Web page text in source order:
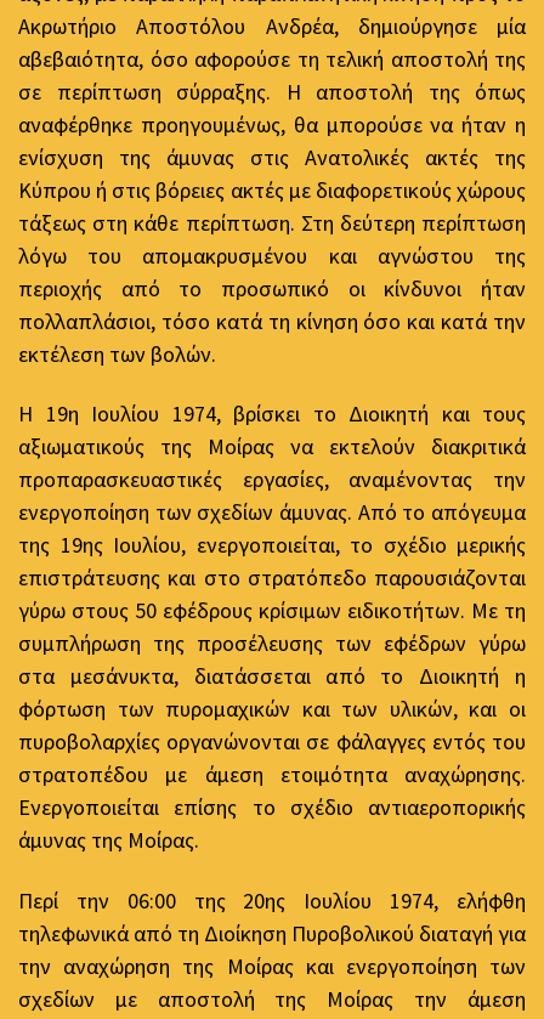
Ακρωτήριο Αποστόλου Ανδρέα, δημιούργησε μία
αβεβαιότητα, όσο αφορούσε τη τελική αποστολή της
σε περίπτωση σύρραξης. Η αποστολή της όπως
αναφέρθηκε προηγουμένως, θα μπορούσε να ήταν η
ενίσχυση της άμυνας στις Ανατολικές ακτές της
Κύπρου ή στις βόρειες ακτές με διαφορετικούς χώρους
τάξεως στη κάθε περίπτωση. Στη δεύτερη περίπτωση
λόγω του απομακρυσμένου και αγνώστου της
περιοχής από το προσωπικό οι κίνδυνοι ήταν
πολλαπλάσιοι, τόσο κατά τη κίνηση όσο και κατά την
εκτέλεση των βολών.
Η 19η Ιουλίου 1974, βρίσκει το Διοικητή και τους
αξιωματικούς της Μοίρας να εκτελούν διακριτικά
προπαρασκευαστικές εργασίες, αναμένοντας την
ενεργοποίηση των σχεδίων άμυνας. Από το απόγευμα
της 19ης Ιουλίου, ενεργοποιείται, το σχέδιο μερικής
επιστράτευσης και στο στρατόπεδο παρουσιάζονται
γύρω στους 50 εφέδρους κρίσιμων ειδικοτήτων. Με τη
συμπλήρωση της προσέλευσης των εφέδρων γύρω
στα μεσάνυκτα, διατάσσεται από το Διοικητή η
φόρτωση των πυρομαχικών και των υλικών, και οι
πυροβολαρχίες οργανώνονται σε φάλαγγες εντός του
στρατοπέδου με άμεση ετοιμότητα αναχώρησης.
Ενεργοποιείται επίσης το σχέδιο αντιαεροπορικής
άμυνας της Μοίρας.
Περί την 06:00 της 20ης Ιουλίου 1974, ελήφθη
τηλεφωνικά από τη Διοίκηση Πυροβολικού διαταγή για
την αναχώρηση της Μοίρας και ενεργοποίηση των
σχεδίων με αποστολή της Μοίρας την άμεση